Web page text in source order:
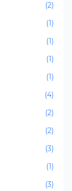
(2)
(1)
(1)
(1)
(1)
(4)
(2)
(2)
(3)
(1)
(3)